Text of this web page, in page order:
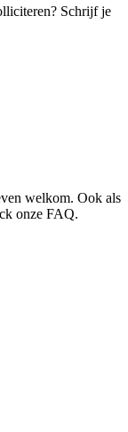
Schrijf je
welkom. Ook als
onze FAQ.